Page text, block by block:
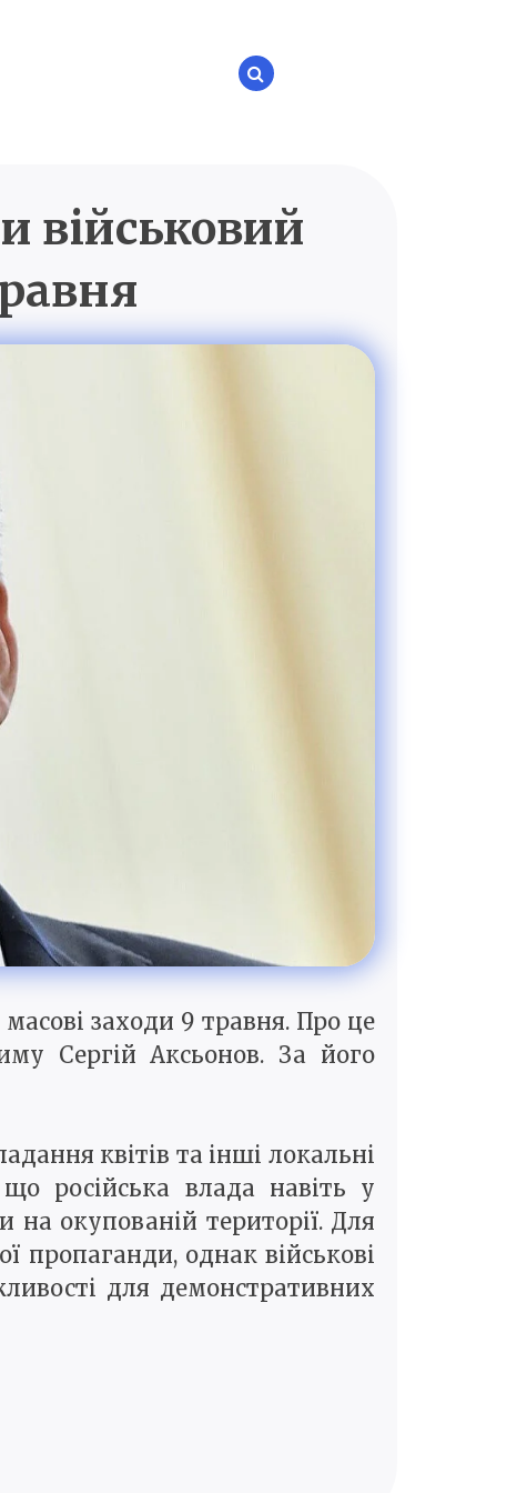
військовий
заходи 9 травня. Про це
Сергій Аксьонов. За його
квітів та інші локальні
російська влада навіть у
окупованій території. Для
пропаганди, однак військові
для демонстративних